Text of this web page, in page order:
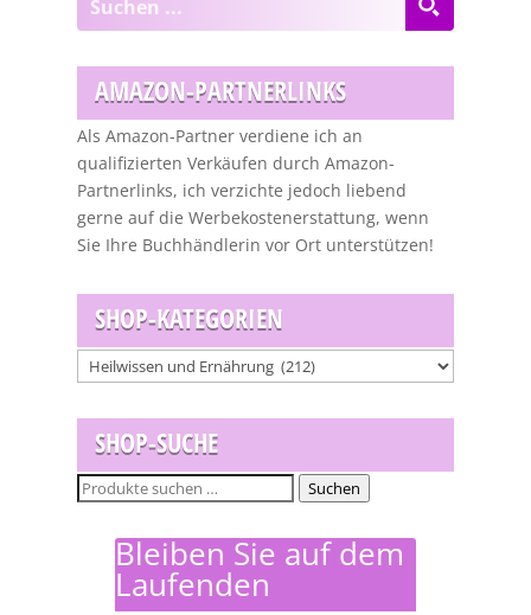
AMAZON-PARTNERLINKS
Als Amazon-Partner verdiene ich an
qualifizierten Verkäufen durch Amazon-
Partnerlinks, ich verzichte jedoch liebend
gerne auf die Werbekostenerstattung, wenn
Sie Ihre Buchhändlerin vor Ort unterstützen!
SHOP-KATEGORIEN
SHOP-SUCHE
Suchen
Suchen
Bleiben Sie auf dem
Laufenden